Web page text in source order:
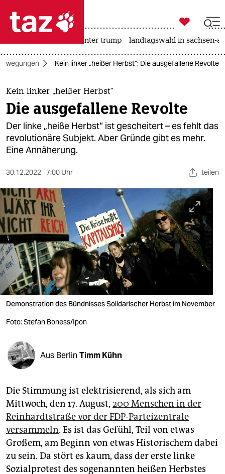
 taz zahl ich
taz zahl ich
themen
politik
öko
sport
berlin
nord
wahrheit
verlag
shop
fragen & hilfe
unterstützen
abo
genossenschaft
epaper login

taz zahl ich
usa unter trump landtagswahl in sachsen-
Kein linker „heißer Herbst“: Die ausgefallene Revolte
Kein linker „heißer Herbst“
Die ausgefallene Revolte
Der linke „heiße Herbst“ ist gescheitert – es fehlt das
revolutionäre Subjekt. Aber Gründe gibt es mehr.
Eine Annäherung.
30.12.2022 7:00 Uhr teilen
Demonstration des Bündnisses Solidarischer Herbst im November
Foto: Stefan Boness/Ipon
Aus Berlin Timm Kühn
Die Stimmung ist elektrisierend, als sich am
Mittwoch, den 17. August, 200 Menschen in der
Reinhardtstraße vor der FDP-Parteizentrale
versammeln. Es ist das Gefühl, Teil von etwas
Großem, am Beginn von etwas Historischem dabei
zu sein. Da stört es kaum, dass der erste linke
Sozialprotest des sogenannten heißen Herbstes